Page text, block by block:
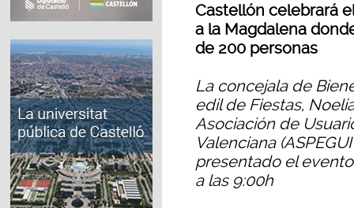
Castellón celebrará
a la Magdalena
de 200 personas
La concejala de
edil de Fiestas,
Asociación de
Valenciana
presentado el
a las 9:00h